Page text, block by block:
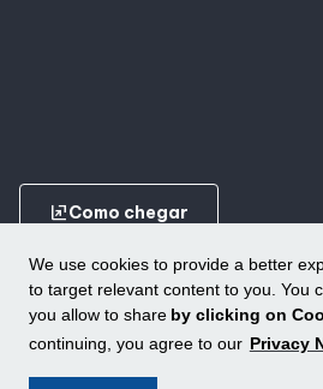
We use cookies to provide a better
to target relevant content to you. You
you allow to share by clicking on
continuing, you agree to our Privacy
ungroupComo chegar